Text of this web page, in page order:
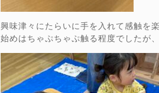
興味津々にたらいに手を入れて感触を
始めはちゃぷちゃぷ触る程度でしたが